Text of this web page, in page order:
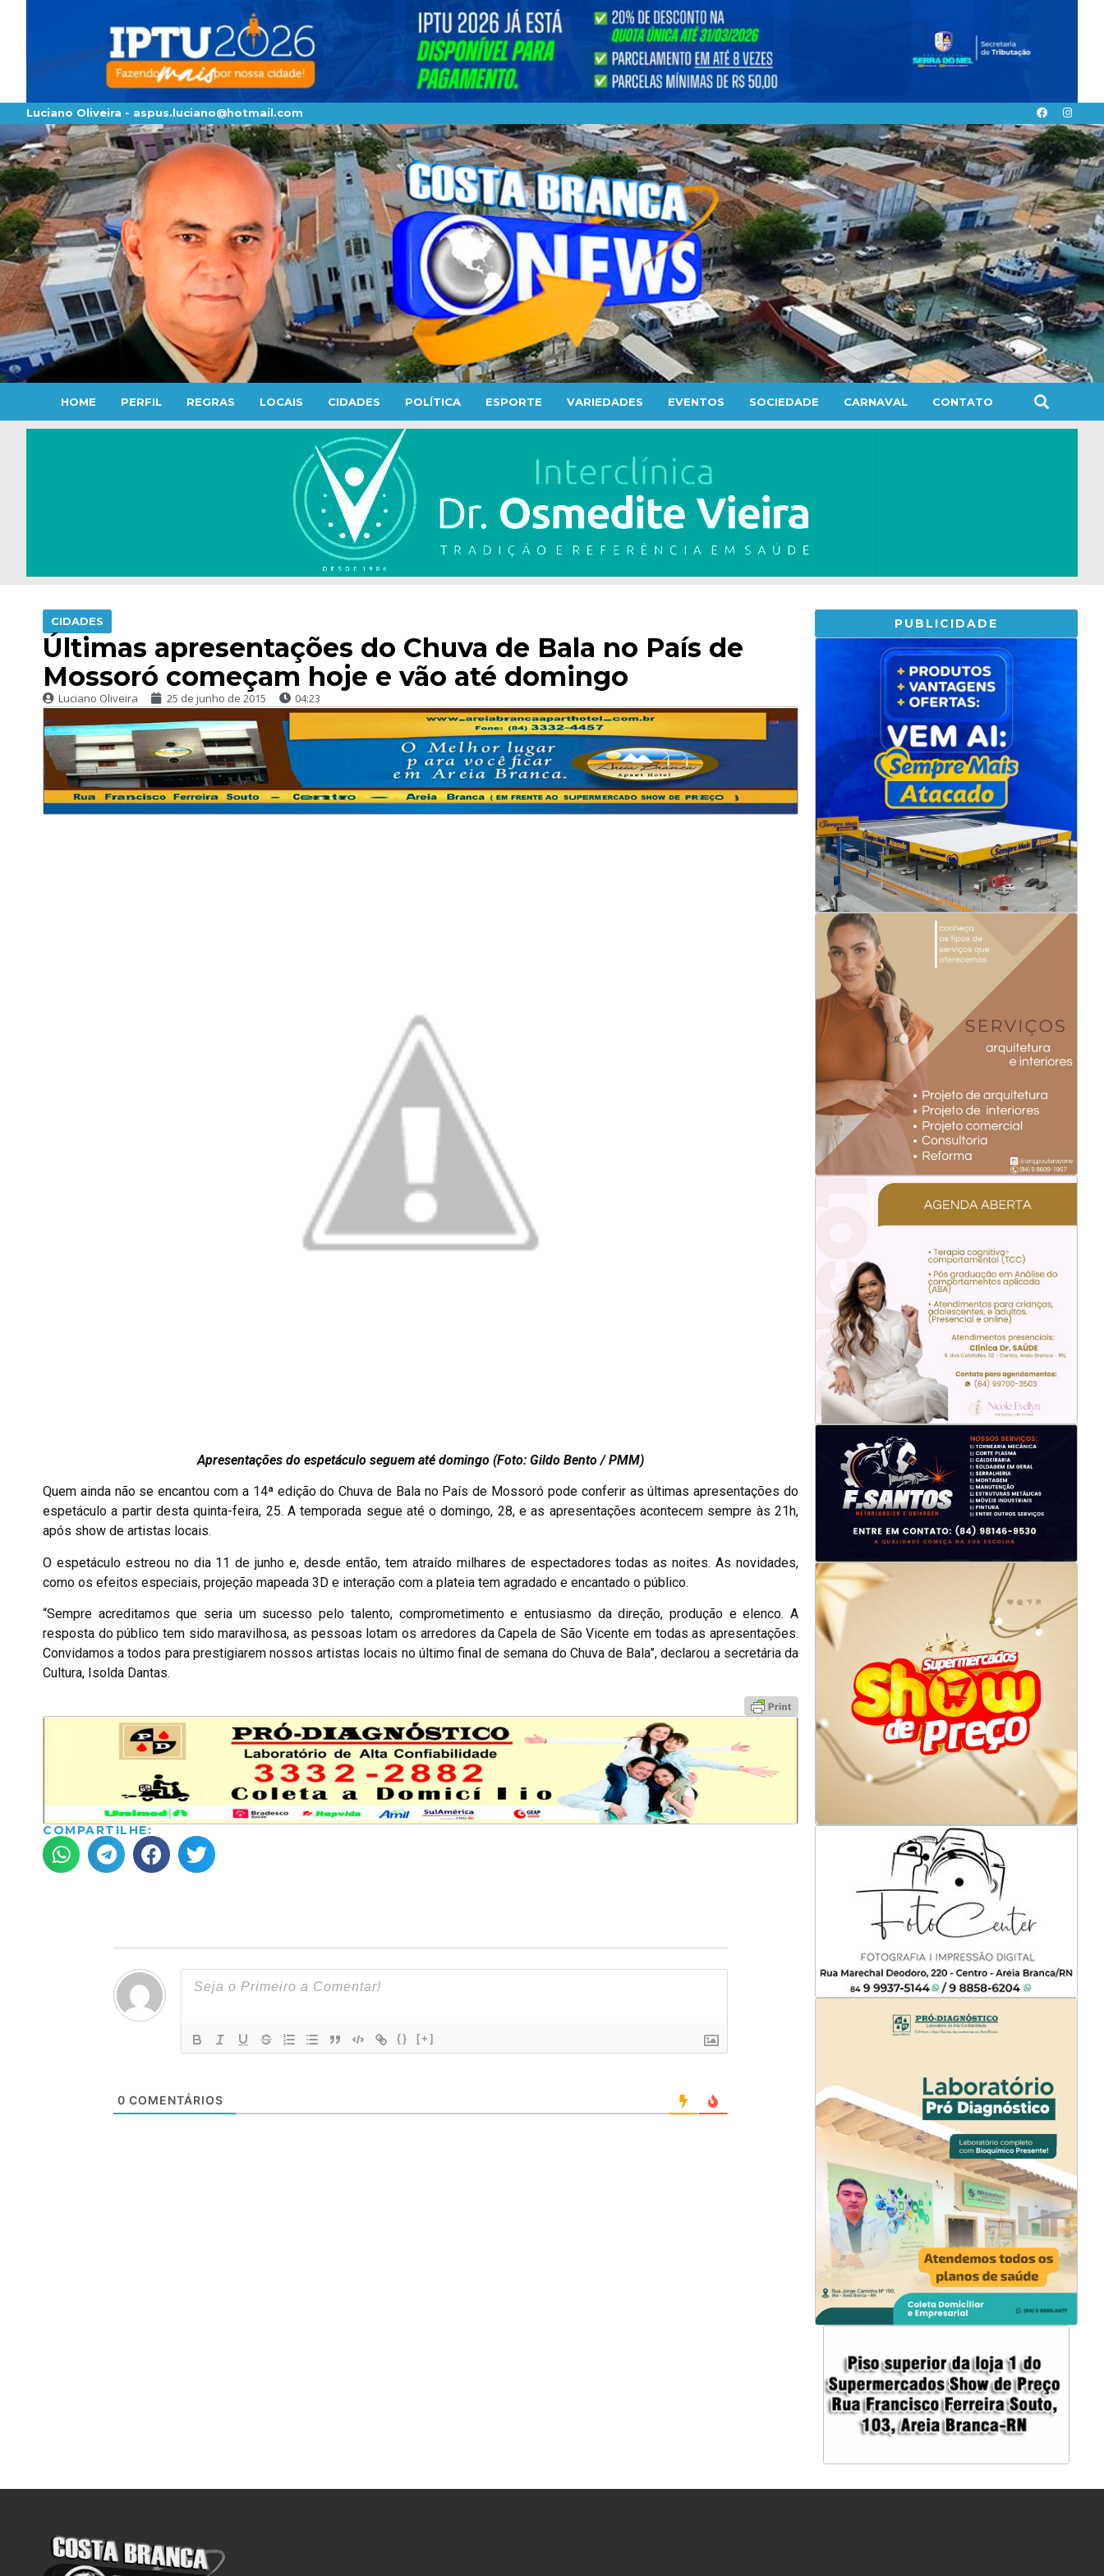
Luciano Oliveira - aspus.luciano@hotmail.com
HOME PERFIL REGRAS LOCAIS CIDADES POLÍTICA ESPORTE VARIEDADES EVENTOS SOCIEDADE CARNAVAL CONTATO
CIDADES
Últimas apresentações do Chuva de Bala no País de
Mossoró começam hoje e vão até domingo
Luciano Oliveira 25 de junho de 2015 04:23
Apresentações do espetáculo seguem até domingo (Foto: Gildo Bento / PMM)
Quem ainda não se encantou com a 14ª edição do Chuva de Bala no País de Mossoró pode conferir as últimas apresentações do
espetáculo a partir desta quinta-feira, 25. A temporada segue até o domingo, 28, e as apresentações acontecem sempre às 21h,
após show de artistas locais.
O espetáculo estreou no dia 11 de junho e, desde então, tem atraído milhares de espectadores todas as noites. As novidades,
como os efeitos especiais, projeção mapeada 3D e interação com a plateia tem agradado e encantado o público.
“Sempre acreditamos que seria um sucesso pelo talento, comprometimento e entusiasmo da direção, produção e elenco. A
resposta do público tem sido maravilhosa, as pessoas lotam os arredores da Capela de São Vicente em todas as apresentações.
Convidamos a todos para prestigiarem nossos artistas locais no último final de semana do Chuva de Bala”, declarou a secretária da
Cultura, Isolda Dantas.
COMPARTILHE:
{} [+]
0 COMENTÁRIOS
PUBLICIDADE